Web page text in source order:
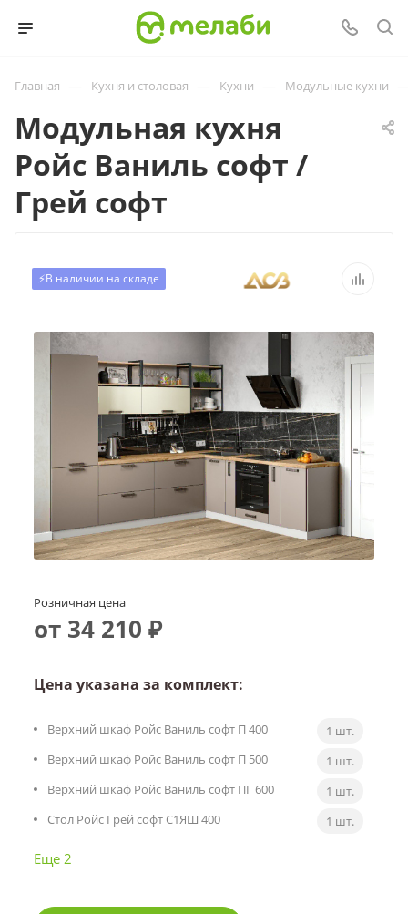
Главная — Кухня и столовая — Кухни — Модульные кухни
Модульная кухня
Ройс Ваниль софт /
Грей софт
⚡️В наличии на складе
Розничная цена
от 34 210 ₽
Цена указана за комплект:
Верхний шкаф Ройс Ваниль софт П 400
1 шт.
Верхний шкаф Ройс Ваниль софт П 500
1 шт.
Верхний шкаф Ройс Ваниль софт ПГ 600
1 шт.
Стол Ройс Грей софт С1ЯШ 400
1 шт.
Еще 2